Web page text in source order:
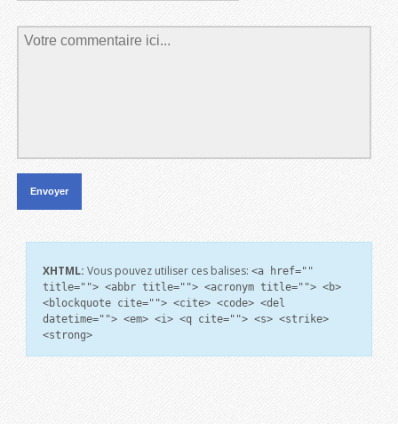
XHTML: Vous pouvez utiliser ces balises: <a href=""
title=""> <abbr title=""> <acronym title=""> <b>
<blockquote cite=""> <cite> <code> <del
datetime=""> <em> <i> <q cite=""> <s> <strike>
<strong>